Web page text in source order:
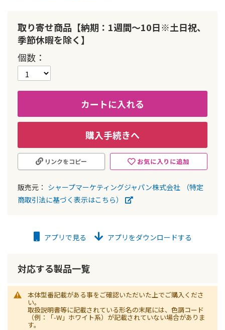
取り寄せ商品【納期：1週間～10日※土日祝、
季節休暇を除く】
個数
カートに入れる
購入手続きへ
お気に入りに追加
リンクをコピー
販売元： シャープマーケティングジャパン株式会社
（特定
商取引法に基づく表示はこちら）
す
アプリで見る アプリをダウンロードする
対応する製品一覧
本体型番記載がある事をご確認いただいた上でご購入くださ
い。
取扱説明書等に記載されている形名の末尾には、色調コード
（例：「-W」ホワイト系）が記載されていない場合がありま
す。